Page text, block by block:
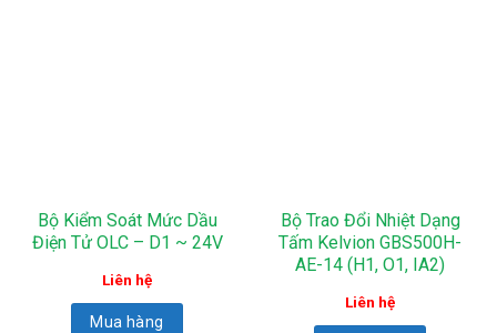
Bộ Kiểm Soát Mức Dầu
Điện Tử OLC – D1 ~ 24V
Liên hệ
Mua hàng
Bộ Trao Đổi Nhiệt Dạng
Tấm Kelvion GBS500H-
AE-14 (H1, O1, IA2)
Liên hệ